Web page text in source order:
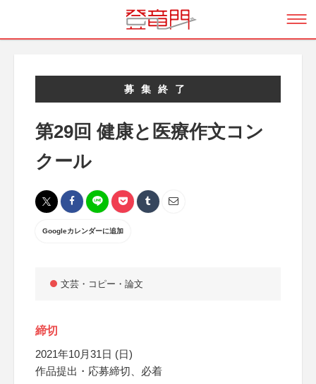
募集終了
第29回 健康と医療作文コン
クール
Googleカレンダーに追加
文芸・コピー・論文
締切
2021年10月31日 (日)
作品提出・応募締切、必着